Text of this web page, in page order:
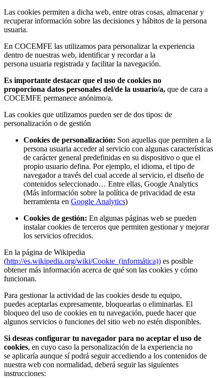
Las cookies permiten a dicha web, entre otras cosas, almacenar y
recuperar información sobre las decisiones y hábitos de la persona
usuaria.
En COCEMFE las utilizamos para personalizar la experiencia
dentro de nuestras web, identificar y recordar a la
persona usuaria registrada y facilitar la navegación.
Es importante destacar que el uso de cookies no
proporciona datos personales del/de la usuario/a, que de cara a
COCEMFE permanece anónimo/a.
Las cookies que utilizamos pueden ser de dos tipos: de
personalización o de gestión
Cookies de personalización: Son aquellas que permiten a la
persona usuaria acceder al servicio con algunas características
de carácter general predefinidas en su dispositivo o que el
propio usuario defina. Por ejemplo, el idioma, el tipo de
navegador a través del cual accede al servicio, el diseño de
contenidos seleccionado… Entre ellas, Google Analytics
(Más información sobre la política de privacidad de esta
herramienta en Google Analytics)
Cookies de gestión: En algunas páginas web se pueden
instalar cookies de terceros que permiten gestionar y mejorar
los servicios ofrecidos.
En la página de Wikipedia
(http://es.wikipedia.org/wiki/Cookie_(informática)) es posible
obtener más información acerca de qué son las cookies y cómo
funcionan.
Para gestionar la actividad de las cookies desde tu equipo,
puedes aceptarlas expresamente, bloquearlas o eliminarlas. El
bloqueo del uso de cookies en tu navegación, puede hacer que
algunos servicios o funciones del sitio web no estén disponibles.
Si deseas configurar tu navegador para no aceptar el uso de
cookies, en cuyo caso la personalización de la experiencia no
se aplicaría aunque sí podrá seguir accediendo a los contenidos de
nuestra web con normalidad, deberá seguir las siguientes
instrucciones: